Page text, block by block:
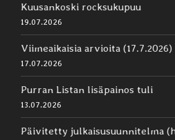
Kuusankoski rocksukupuu
19.07.2026
Viimeaikaisia arvioita (17.7.2026)
17.07.2026
Purran Listan lisäpainos tuli
13.07.2026
Päivitetty julkaisusuunnitelma